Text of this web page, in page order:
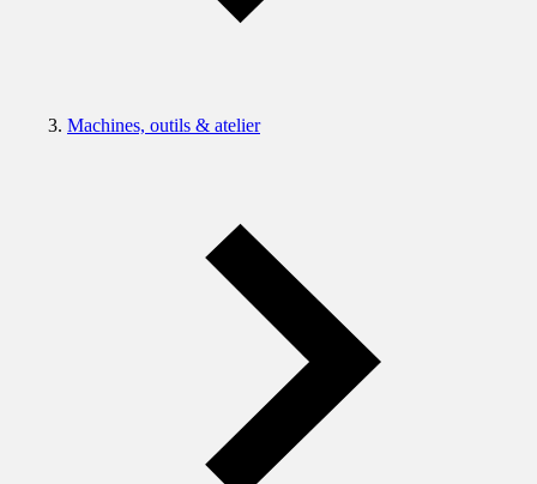
Machines, outils & atelier